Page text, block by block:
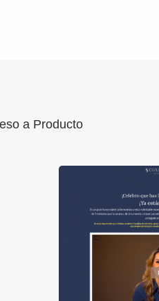
a Producto